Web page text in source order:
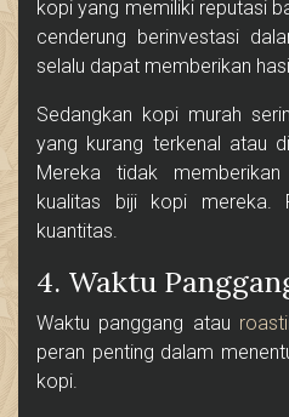
kopi yang memiliki reputasi
cenderung berinvestasi
selalu dapat memberikan
Sedangkan kopi murah
yang kurang terkenal atau
Mereka tidak
kualitas biji kopi mereka.
kuantitas.
4. Waktu
Waktu panggang atau
peran penting dalam
kopi.